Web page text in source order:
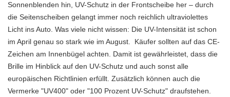
Sonnenblenden hin, UV-Schutz in der Frontscheibe her – durch
die Seitenscheiben gelangt immer noch reichlich ultraviolettes
Licht ins Auto. Was viele nicht wissen: Die UV-Intensität ist schon
im April genau so stark wie im August. Käufer sollten auf das CE-
Zeichen am Innenbügel achten. Damit ist gewährleistet, dass die
Brille im Hinblick auf den UV-Schutz und auch sonst alle
europäischen Richtlinien erfüllt. Zusätzlich können auch die
Vermerke "UV400" oder "100 Prozent UV-Schutz" draufstehen.